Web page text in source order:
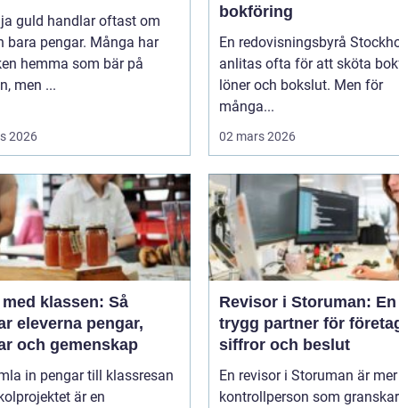
guld handlar oftast om
bara pengar. Många har
hemma som bär på
men ...
2026
bokföring
En redovisningsbyrå
anlitas ofta för att sköta
löner och bokslut. Men för
många...
02 mars 2026
klassen: Så
eleverna pengar,
och gemenskap
in pengar till klassresan
är en
Revisor i Storuman: En
trygg partner för
siffror och beslut
En revisor i Storuman är
kontrollperson som granskar